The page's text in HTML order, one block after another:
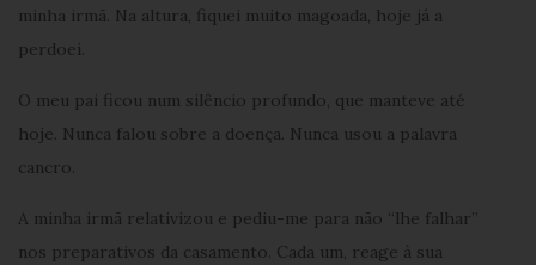
minha irmã. Na altura, fiquei muito magoada, hoje já a
perdoei.
O meu pai ficou num silêncio profundo, que manteve até
hoje. Nunca falou sobre a doença. Nunca usou a palavra
cancro.
A minha irmã relativizou e pediu-me para não “lhe falhar”
nos preparativos da casamento. Cada um, reage à sua